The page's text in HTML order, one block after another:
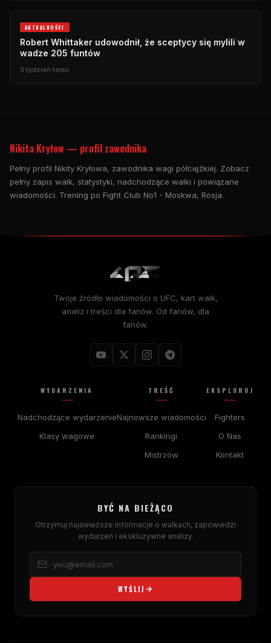
AKTUALNOŚCI
Robert Whittaker udowodnił, że sceptycy się mylili w
wadze 205 funtów
3 tydzień temu
Nikita Kryłow — profil zawodnika
Pełny profil Nikity Kryłowa, zawodnika wagi półciężkiej. Zobacz
pełny zapis walk, statystyki, nadchodzące walki i powiązane
wiadomości. Trening po Fight Club No1 - Moskwa, Rosja.
Twoje źródło wiadomości o UFC, kart walk,
analiz i treści dla fanów. Od fanów, dla
fanów.
WYDARZENIA
Nadchodzące wydarzenie
Klasy wagowe
TREŚĆ
Najnowsze wiadomości
Rankingi
Mistrzów
EKSPLORUJ
Fighters
O Nas
Kontakt
BYĆ NA BIEŻĄCO
Otrzymuj najświeższe informacje o walkach, zapowiedzi
wydarzeń i ekskluzywne analizy.
WYŚLIJ